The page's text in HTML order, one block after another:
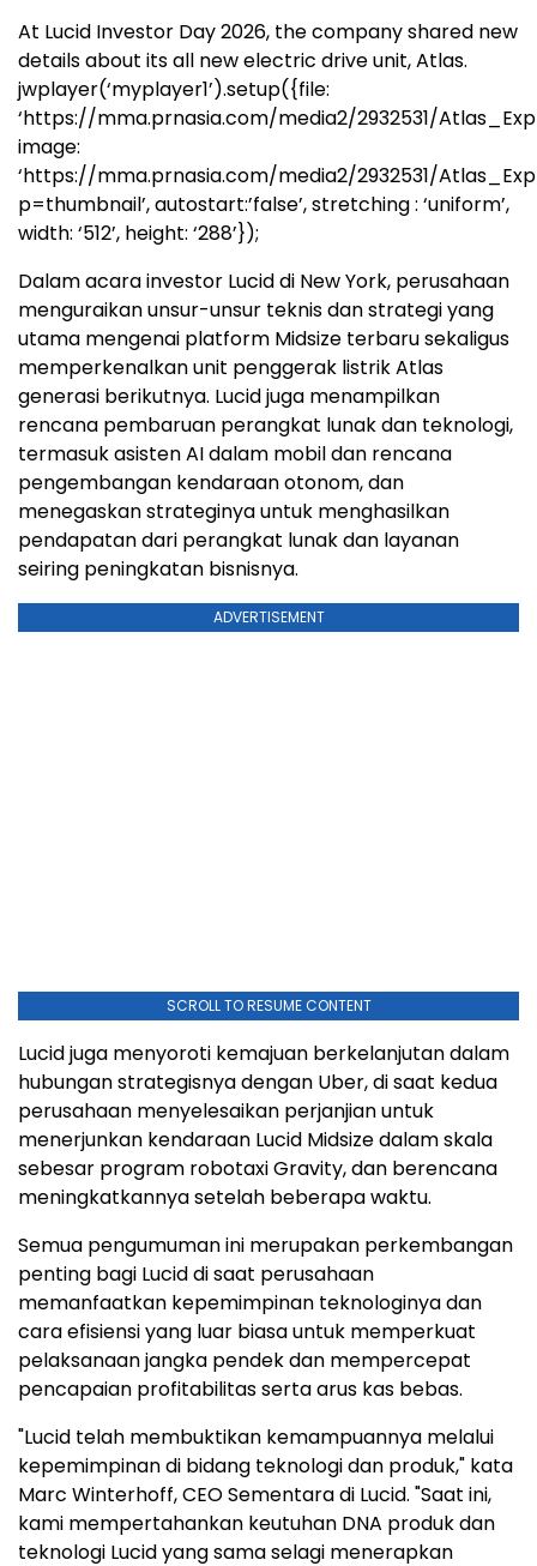
At Lucid Investor Day 2026, the company shared new
details about its all new electric drive unit, Atlas.
jwplayer(‘myplayer1’).setup({file:
‘https://mma.prnasia.com/media2/2932531/
image:
‘https://mma.prnasia.com/media2/2932531/
p=thumbnail’, autostart:’false’, stretching : ‘uniform’,
width: ‘512’, height: ‘288’});
Dalam acara investor Lucid di New York, perusahaan
menguraikan unsur-unsur teknis dan strategi yang
utama mengenai platform Midsize terbaru sekaligus
memperkenalkan unit penggerak listrik Atlas
generasi berikutnya. Lucid juga menampilkan
rencana pembaruan perangkat lunak dan teknologi,
termasuk asisten AI dalam mobil dan rencana
pengembangan kendaraan otonom, dan
menegaskan strateginya untuk menghasilkan
pendapatan dari perangkat lunak dan layanan
seiring peningkatan bisnisnya.
ADVERTISEMENT
SCROLL TO RESUME CONTENT
Lucid juga menyoroti kemajuan berkelanjutan dalam
hubungan strategisnya dengan Uber, di saat kedua
perusahaan menyelesaikan perjanjian untuk
menerjunkan kendaraan Lucid Midsize dalam skala
sebesar program robotaxi Gravity, dan berencana
meningkatkannya setelah beberapa waktu.
Semua pengumuman ini merupakan perkembangan
penting bagi Lucid di saat perusahaan
memanfaatkan kepemimpinan teknologinya dan
cara efisiensi yang luar biasa untuk memperkuat
pelaksanaan jangka pendek dan mempercepat
pencapaian profitabilitas serta arus kas bebas.
"Lucid telah membuktikan kemampuannya melalui
kepemimpinan di bidang teknologi dan produk," kata
Marc Winterhoff, CEO Sementara di Lucid. "Saat ini,
kami mempertahankan keutuhan DNA produk dan
teknologi Lucid yang sama selagi menerapkan